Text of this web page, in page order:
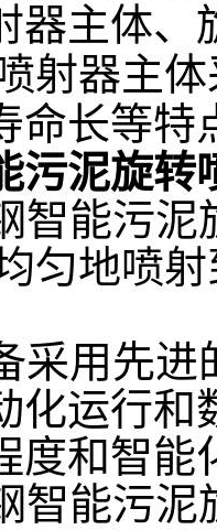
器主体、
射器主
命长等特
污泥旋转
智能污
匀地喷
采用先
化运行和
度和智能
智能污